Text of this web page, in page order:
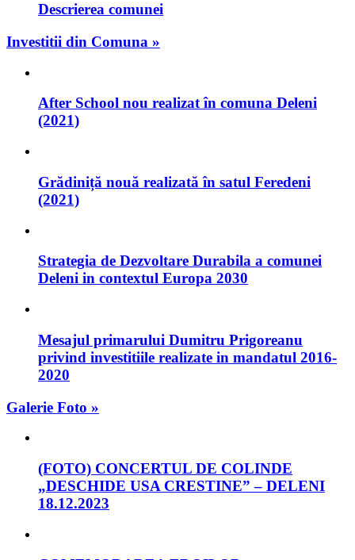
Descrierea comunei
Investitii din Comuna »
After School nou realizat în comuna Deleni
(2021)
Grădiniță nouă realizată în satul Feredeni
(2021)
Strategia de Dezvoltare Durabila a comunei
Deleni in contextul Europa 2030
Mesajul primarului Dumitru Prigoreanu
privind investitiile realizate in mandatul 2016-
2020
Galerie Foto »
(FOTO) CONCERTUL DE COLINDE
„DESCHIDE USA CRESTINE” – DELENI
18.12.2023